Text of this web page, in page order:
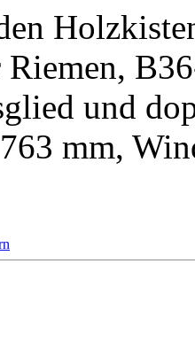
Riemen,
und
mm,